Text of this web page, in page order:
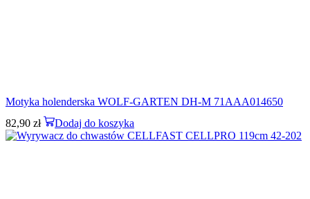
Motyka holenderska WOLF-GARTEN DH-M 71AAA014650
82,90 zł Dodaj do koszyka